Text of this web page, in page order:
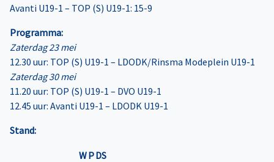
Avanti U19-1 – TOP (S) U19-1: 15-9
Programma:
Zaterdag 23 mei
12.30 uur: TOP (S) U19-1 – LDODK/Rinsma Modeplein U19-1
Zaterdag 30 mei
11.20 uur: TOP (S) U19-1 – DVO U19-1
12.45 uur: Avanti U19-1 – LDODK U19-1
Stand:
WPDS